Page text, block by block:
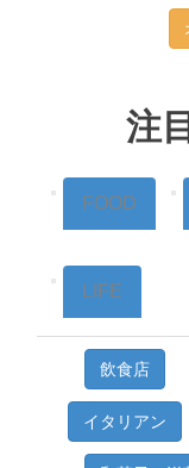
注
FOOD
LIFE
飲食店
イタリアン